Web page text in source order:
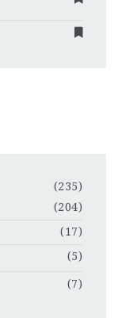
(235)
(204)
(17)
(5)
(7)